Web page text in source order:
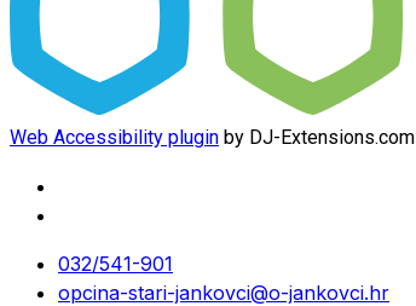
Web Accessibility plugin by DJ-Extensions.com
032/541-901
opcina-stari-jankovci@o-jankovci.hr